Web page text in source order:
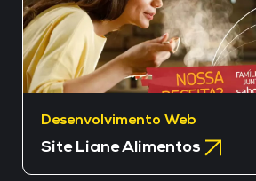
Desenvolvimento Web
Site Liane Alimentos